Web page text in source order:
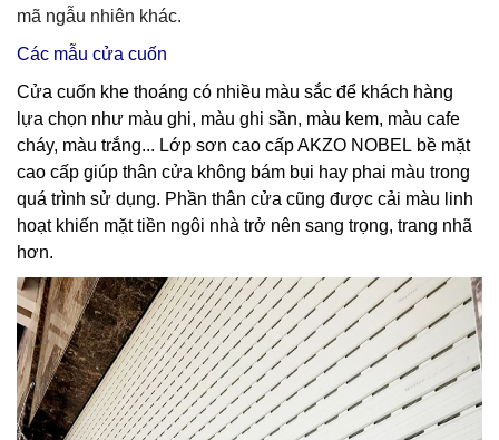
mã ngẫu nhiên khác.
Các mẫu cửa cuốn
Cửa cuốn khe thoáng có nhiều màu sắc để khách hàng
lựa chọn như màu ghi, màu ghi sần, màu kem, màu cafe
cháy, màu trắng... Lớp sơn cao cấp AKZO NOBEL bề mặt
cao cấp giúp thân cửa không bám bụi hay phai màu trong
quá trình sử dụng. Phần thân cửa cũng được cải màu linh
hoạt khiến mặt tiền ngôi nhà trở nên sang trọng, trang nhã
hơn.